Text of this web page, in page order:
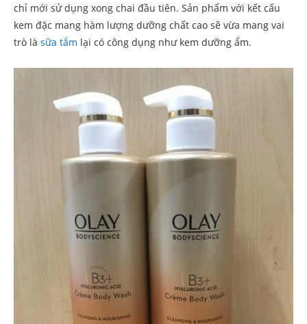
chỉ mới sử dụng xong chai đầu tiên. Sản phẩm với kết cấu
kem đặc mang hàm lượng dưỡng chất cao sẽ vừa mang vai
trò là sữa tắm lại có công dụng như kem dưỡng ẩm.